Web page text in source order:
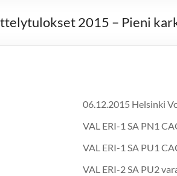
2015 – Pieni
06.12.2015 Helsinki
VAL ERI-1 SA PN1
VAL ERI-1 SA PU1
VAL ERI-2 SA PU2